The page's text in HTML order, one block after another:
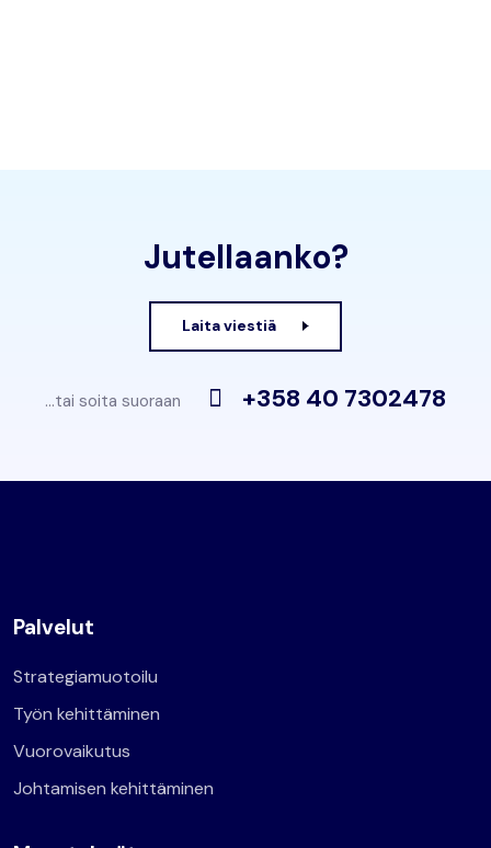
Jutellaanko?
Laita viestiä
…tai soita suoraan +358 40 7302478
Palvelut
Strategiamuotoilu
Työn kehittäminen
Vuorovaikutus
Johtamisen kehittäminen